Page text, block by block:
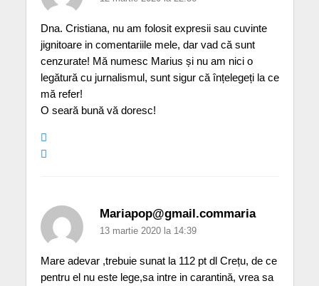
Dna. Cristiana, nu am folosit expresii sau cuvinte
jignitoare in comentariile mele, dar vad că sunt
cenzurate! Mă numesc Marius și nu am nici o
legătură cu jurnalismul, sunt sigur că înțelegeți la ce
mă refer!
O seară bună vă doresc!
Mariapop@gmail.commaria
13 martie 2020 la 14:39
Mare adevar ,trebuie sunat la 112 pt dl Crețu, de ce
pentru el nu este lege,sa intre in carantină, vrea sa